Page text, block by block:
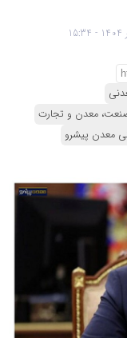
معدن و تجارت
معدن پیشرو